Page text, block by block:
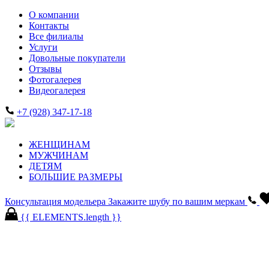
О компании
Контакты
Все филиалы
Услуги
Довольные покупатели
Отзывы
Фотогалерея
Видеогалерея
+7 (928) 347-17-18
ЖЕНЩИНАМ
МУЖЧИНАМ
ДЕТЯМ
БОЛЬШИЕ РАЗМЕРЫ
Консультация модельера Закажите шубу по вашим меркам
{{ ELEMENTS.length }}